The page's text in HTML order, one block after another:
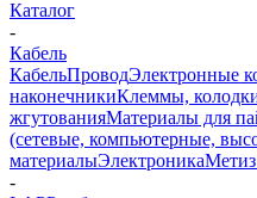
Каталог
-
Кабель
КабельПроводЭлектронные
наконечникиКлеммы,
жгутованияМатериалы для
(сетевые, компьютерные,
материалыЭлектроника
-